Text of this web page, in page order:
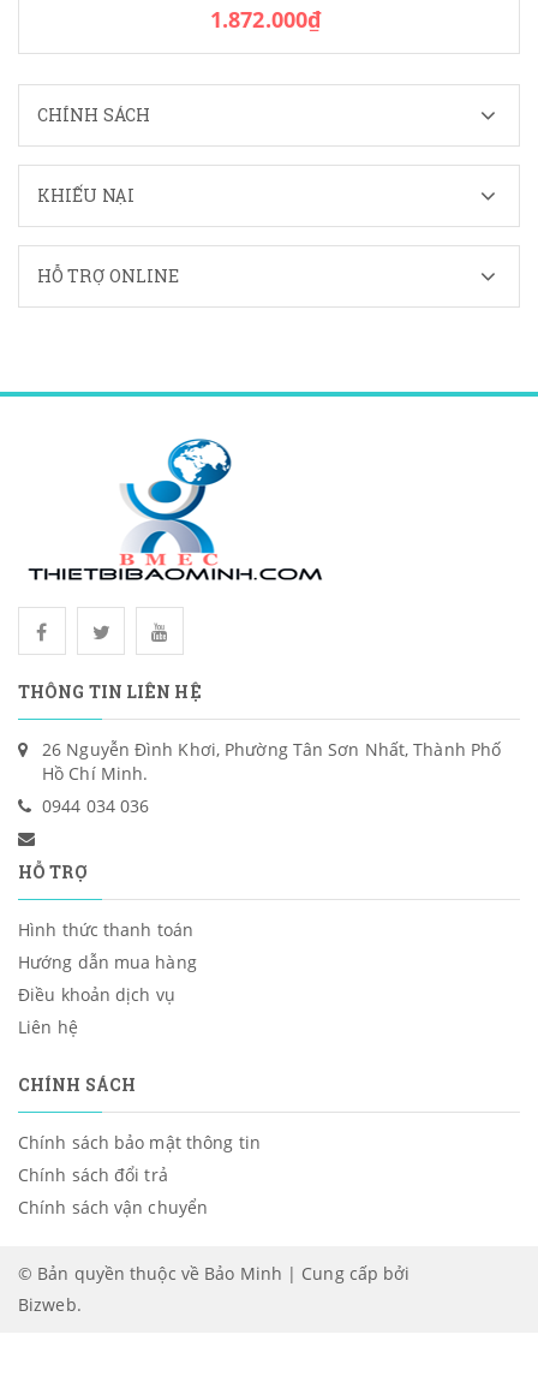
1.872.000₫
CHÍNH SÁCH
KHIẾU NẠI
HỖ TRỢ ONLINE
THÔNG TIN LIÊN HỆ
26 Nguyễn Đình Khơi, Phường Tân Sơn Nhất, Thành Phố
Hồ Chí Minh.
0944 034 036
HỖ TRỢ
Hình thức thanh toán
Hướng dẫn mua hàng
Điều khoản dịch vụ
Liên hệ
CHÍNH SÁCH
Chính sách bảo mật thông tin
Chính sách đổi trả
Chính sách vận chuyển
© Bản quyền thuộc về Bảo Minh | Cung cấp bởi
Bizweb.